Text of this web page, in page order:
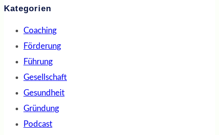
Kategorien
Coaching
Förderung
Führung
Gesellschaft
Gesundheit
Gründung
Podcast